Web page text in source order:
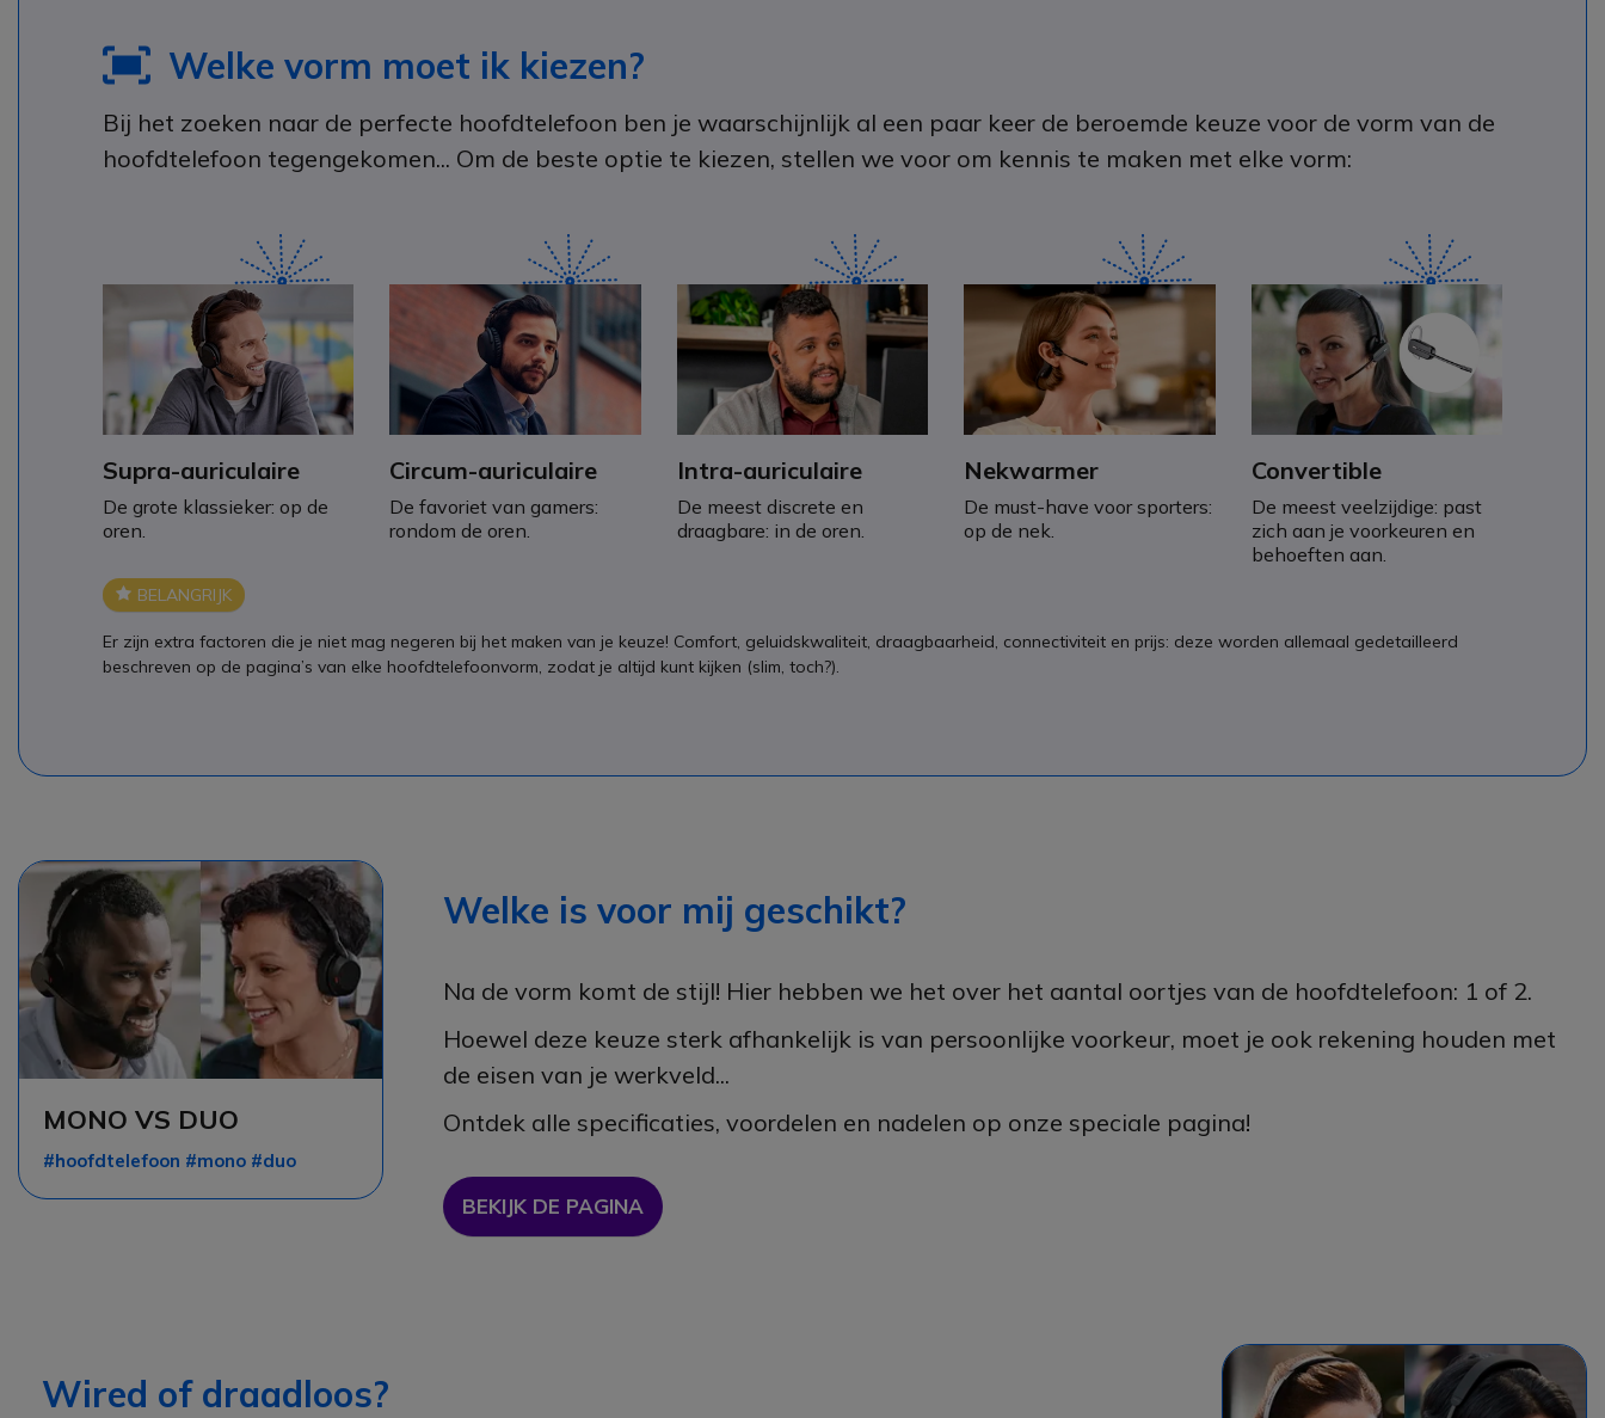
Welke vorm moet ik kiezen?
Bij het zoeken naar de perfecte hoofdtelefoon ben je waarschijnlijk al een paar keer de beroemde keuze voor de vorm van de
hoofdtelefoon tegengekomen... Om de beste optie te kiezen, stellen we voor om kennis te maken met elke vorm:
Supra-auriculaire
De grote klassieker: op de
oren.
Circum-auriculaire
De favoriet van gamers:
rondom de oren.
Intra-auriculaire
De meest discrete en
draagbare: in de oren.
Nekwarmer
De must-have voor sporters:
op de nek.
Convertible
De meest veelzijdige: past
zich aan je voorkeuren en
behoeften aan.
Icono
BELANGRIJK
Er zijn extra factoren die je niet mag negeren bij het maken van je keuze! Comfort, geluidskwaliteit, draagbaarheid, connectiviteit en prijs: deze worden allemaal gedetailleerd
beschreven op de pagina’s van elke hoofdtelefoonvorm, zodat je altijd kunt kijken (slim, toch?).
MONO VS DUO
#hoofdtelefoon #mono #duo
Welke is voor mij geschikt?
Na de vorm komt de stijl! Hier hebben we het over het aantal oortjes van de hoofdtelefoon: 1 of 2.
Hoewel deze keuze sterk afhankelijk is van persoonlijke voorkeur, moet je ook rekening houden met
de eisen van je werkveld...
Ontdek alle specificaties, voordelen en nadelen op onze speciale pagina!
BEKIJK DE PAGINA
Wired of draadloos?